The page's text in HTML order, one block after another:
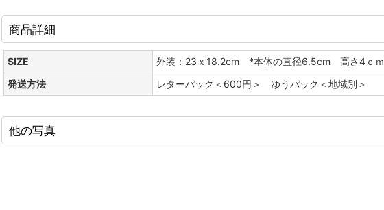
商品詳細
SIZE
外装：23ｘ18.2cm *本体の直径6.5cm 高さ4ｃｍ
発送方法
レターパック＜600円＞ ゆうパック＜地域別＞
他の写真